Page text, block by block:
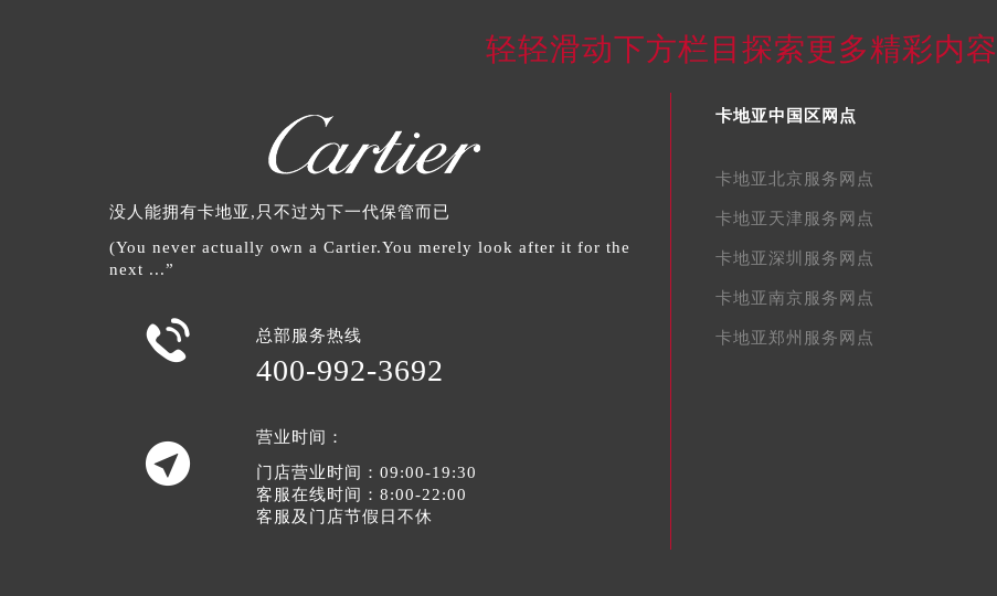
轻轻滑动下方栏目探索更多精彩内容
没人能拥有卡地亚,只不过为下一代保管而已
(You never actually own a Cartier.You merely look after it for the
next ...”
 总部服务热线
400-992-3692

营业时间：
门店营业时间：09:00-19:30
客服在线时间：8:00-22:00
客服及门店节假日不休
卡地亚中国区网点
卡地亚北京服务网点
卡地亚天津服务网点
卡地亚深圳服务网点
卡地亚南京服务网点
卡地亚郑州服务网点